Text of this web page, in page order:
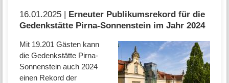
16.01.2025 | Erneuter Publikumsrekord für die
Gedenkstätte Pirna-Sonnenstein im Jahr 2024
Mit 19.201 Gästen kann
die Gedenkstätte Pirna-
Sonnenstein auch 2024
einen Rekord der